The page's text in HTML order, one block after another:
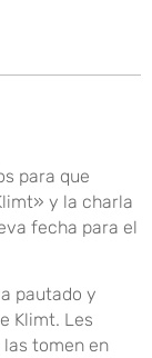
para que
y la charla
fecha para el
pautado y
Klimt. Les
tomen en